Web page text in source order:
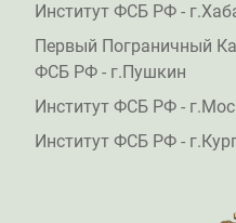
Институт ФСБ РФ -
Первый Пограничный
ФСБ РФ - г.Пушкин
Институт ФСБ РФ -
Институт ФСБ РФ -